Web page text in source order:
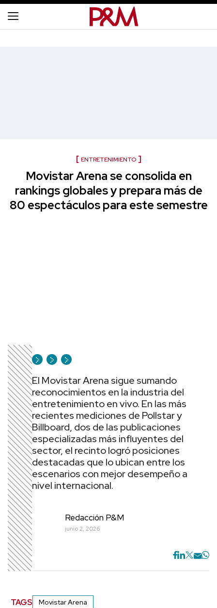
ENTRETENIMIENTO
Movistar Arena se consolida en
rankings globales y prepara más de
80 espectáculos para este semestre
El Movistar Arena sigue sumando
reconocimientos en la industria del
entretenimiento en vivo. En las más
recientes mediciones de Pollstar y
Billboard, dos de las publicaciones
especializadas más influyentes del
sector, el recinto logró posiciones
destacadas que lo ubican entre los
escenarios con mejor desempeño a
nivel internacional.
Redacción P&M
junio 2, 2026
TAGS Movistar Arena